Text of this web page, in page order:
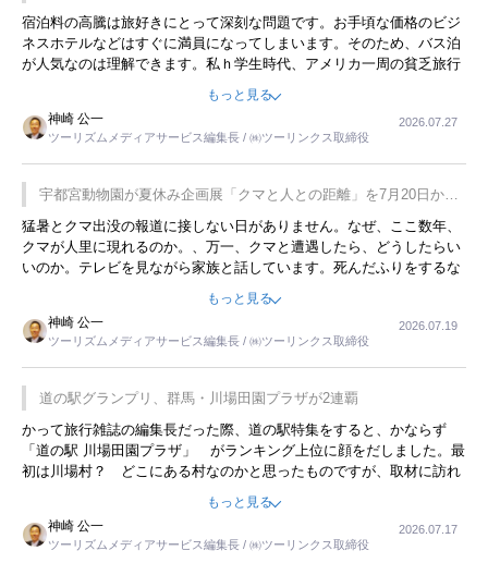
宿泊料の高騰は旅好きにとって深刻な問題です。お手頃な価格のビジ
ネスホテルなどはすぐに満員になってしまいます。そのため、バス泊
が人気なのは理解できます。私ｈ学生時代、アメリカ一周の貧乏旅行
をした時は、移動はグレイハウンドバスでした。夕方から夜の便を利
用してホテル代を浮かせていました。ただし、若いからできたことで
す。若い人が夜行バスで京都に行った、青森に行ったと聞くと、疲れ
が残らないのかなと思ってしまいます。
もっと見る
神崎 公一
ツーリズムメディアサービス編集長 / ㈱ツーリンクス取締役
2026.07.27
宇都宮動物園が夏休み企画展「クマと人との距離」を7月20日から
開催
猛暑とクマ出没の報道に接しない日がありません。なぜ、ここ数年、
クマが人里に現れるのか。、万一、クマと遭遇したら、どうしたらい
いのか。テレビを見ながら家族と話しています。死んだふりをするな
んてことは、冗談でもいえません。そんな中で、この企画展はタイム
もっと見る
神崎 公一
ツーリズムメディアサービス編集長 / ㈱ツーリンクス取締役
2026.07.19
道の駅グランプリ、群馬・川場田園プラザが2連覇
かって旅行雑誌の編集長だった際、道の駅特集をすると、かならず
「道の駅 川場田園プラザ」 がランキング上位に顔をだしました。最
初は川場村？ どこにある村なのかと思ったものですが、取材に訪れ
永井 彰一社長にインタビューしたら、興味深い話が次々が飛び出しま
した。プレゼンも巧みで、今でも思い出すことが２つあります。一つ
は、従業員に東京ディズニーランドを見学させ、サービス業、接客業
の何かを理解してもらっていることです。 もう一つは1800円もする
もっと見る
神崎 公一
ツーリズムメディアサービス編集長 / ㈱ツーリンクス取締役
2026.07.17